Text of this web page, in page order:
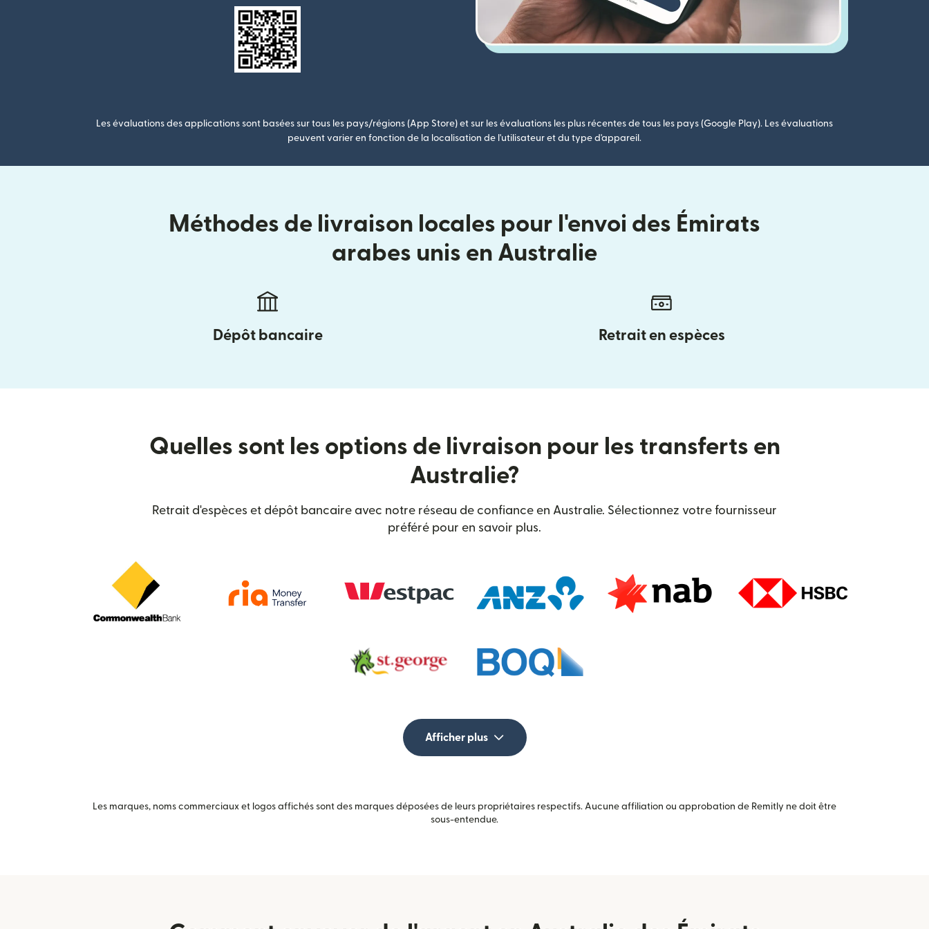
Les évaluations des applications sont basées sur tous les pays/régions (App Store) et sur les évaluations les plus récentes de tous les pays (Google Play). Les évaluations
peuvent varier en fonction de la localisation de l'utilisateur et du type d'appareil.
Méthodes de livraison locales pour l'envoi des Émirats
arabes unis en Australie
Dépôt bancaire Retrait en espèces
Quelles sont les options de livraison pour les transferts en
Australie?
Retrait d'espèces et dépôt bancaire avec notre réseau de confiance en Australie. Sélectionnez votre fournisseur
préféré pour en savoir plus.
Afficher plus
Les marques, noms commerciaux et logos affichés sont des marques déposées de leurs propriétaires respectifs. Aucune affiliation ou approbation de Remitly ne doit être
sous-entendue.